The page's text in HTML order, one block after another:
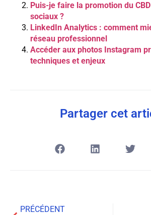
Puis-je faire la promotion du
sociaux ?
LinkedIn Analytics : comment
réseau professionnel
Accéder aux photos Instagram
techniques et enjeux
Partager cet
PRÉCÉDENT